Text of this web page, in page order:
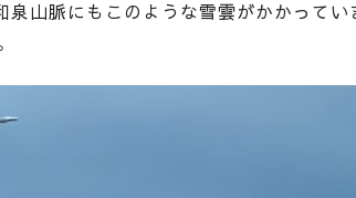
泉山脈にもこのような雪雲がかかってい